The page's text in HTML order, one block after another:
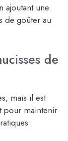
ajoutant une
de goûter au
de
mais il est
pour maintenir
: